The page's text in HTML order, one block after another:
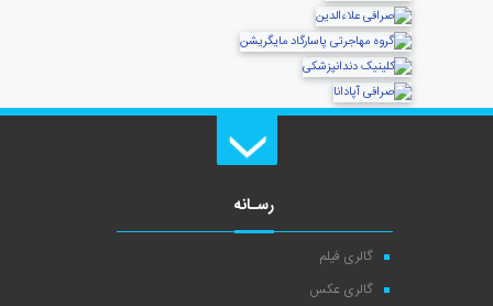
رسـانه
گالری فیلم
گالری عکس